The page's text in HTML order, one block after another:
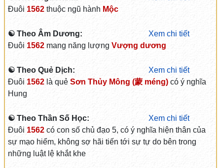
Đuôi 1562thuộc ngũ hành Mộc
☯ Theo Âm Dương:
Xem chi tiết
Đuôi 1562mang năng lượng Vượng dương
☯ Theo Quẻ Dịch:
Xem chi tiết
Đuôi 1562là quẻ Sơn Thủy Mông (蒙 méng)có ý nghĩa
Hung
☯ Theo Thần Số Học:
Xem chi tiết
Đuôi 1562có con số chủ đạo 5, có ý nghĩa hiện thân của
sự mạo hiểm, không sợ hãi tiến tới sự tự do bên trong
những luật lệ khắt khe